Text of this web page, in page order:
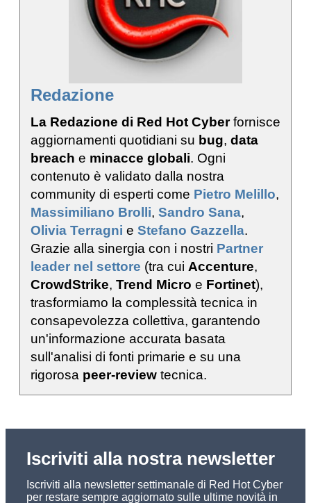
Redazione
La Redazione di Red Hot Cyberfornisce
aggiornamenti quotidiani su bug, data
breach e minacce globali. Ogni
contenuto è validato dalla nostra
community di esperti come Pietro Melillo,
Massimiliano Brolli, Sandro Sana,
Olivia Terragni e Stefano Gazzella.
Grazie alla sinergia con i nostri Partner
leader nel settore (tra cui Accenture,
CrowdStrike, Trend Micro e Fortinet),
trasformiamo la complessità tecnica in
consapevolezza collettiva, garantendo
un'informazione accurata basata
sull'analisi di fonti primarie e su una
rigorosa peer-review tecnica.
Iscriviti alla nostra newsletter
Iscriviti alla newsletter settimanale di Red Hot Cyber
per restare sempre aggiornato sulle ultime novità in